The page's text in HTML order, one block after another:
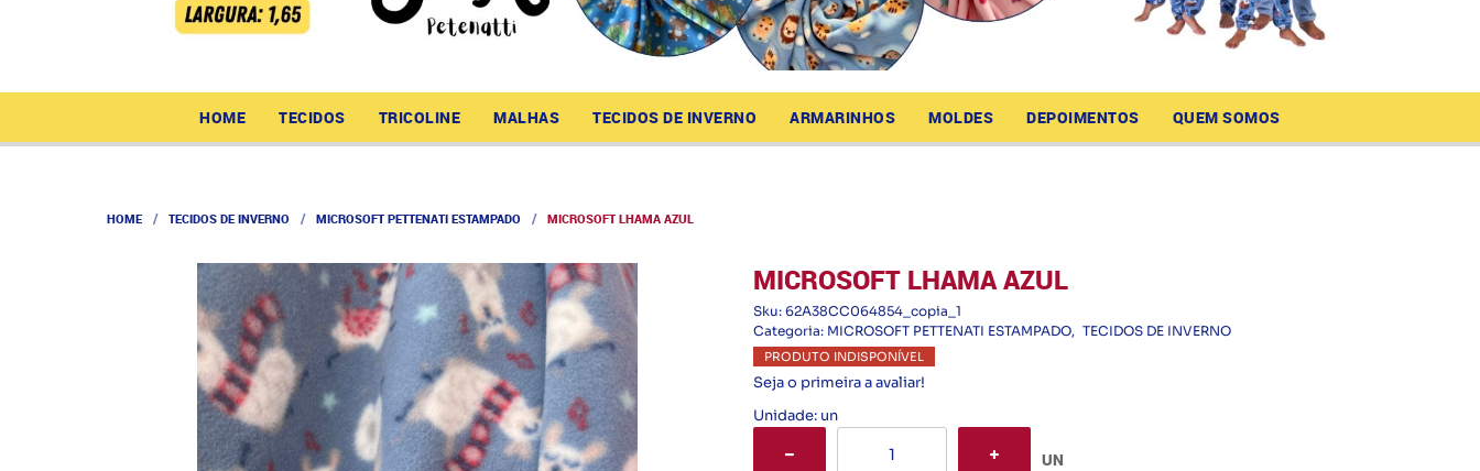
HOME TECIDOS TRICOLINE MALHAS TECIDOS DE INVERNO ARMARINHOS MOLDES DEPOIMENTOS QUEM SOMOS
HOME TECIDOS DE INVERNO MICROSOFT PETTENATI ESTAMPADO MICROSOFT LHAMA AZUL
MICROSOFT LHAMA AZUL
Sku: 62A38CC064854_copia_1
Categoria: MICROSOFT PETTENATI ESTAMPADO TECIDOS DE INVERNO
PRODUTO INDISPONÍVEL
Seja o primeira a avaliar!
Unidade: un
UN